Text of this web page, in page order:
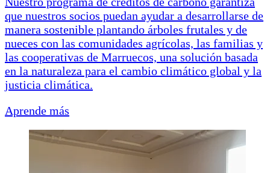
que nuestros socios puedan ayudar a desarrollarse de
manera sostenible plantando árboles frutales y de
nueces con las comunidades agrícolas, las familias y
las cooperativas de Marruecos, una solución basada
en la naturaleza para el cambio climático global y la
justicia climática.
Aprende más